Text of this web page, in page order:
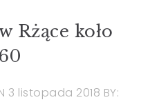
Rżące koło
3 listopada 2018 BY: